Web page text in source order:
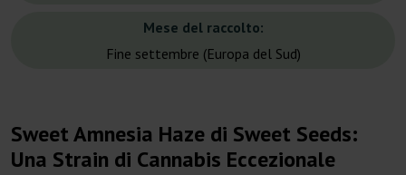
Mese del raccolto:
Fine settembre (Europa del Sud)
Sweet Amnesia Haze di Sweet Seeds:
Una Strain di Cannabis Eccezionale